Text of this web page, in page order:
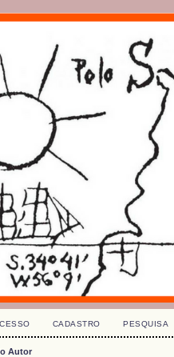
CADASTRO PESQUISA
Autor